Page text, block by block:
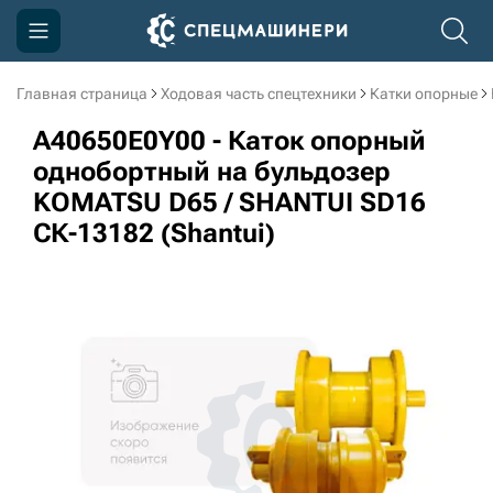
Главная страница Ходовая часть спецтехники Катки опорные
A40650E0Y00 - Каток опорный
однобортный на бульдозер
KOMATSU D65 / SHANTUI SD16
СК-13182 (Shantui)
Компания
Акции
Доставка и оплата
Информация
3D тур по складам
sksale@skdst.ru